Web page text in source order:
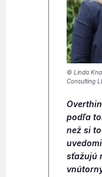
© Linda
Consulting
podľa
než si
sťažujú